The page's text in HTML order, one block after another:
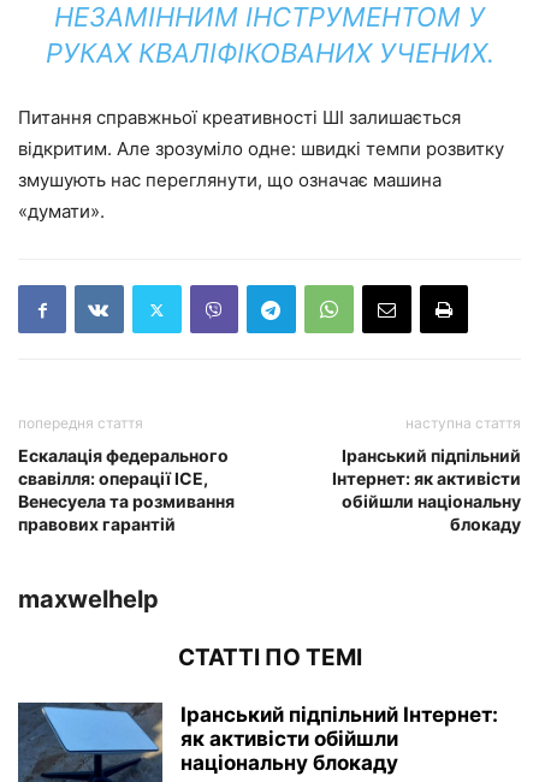
НЕЗАМІННИМ ІНСТРУМЕНТОМ У
РУКАХ КВАЛІФІКОВАНИХ УЧЕНИХ.
Питання справжньої креативності ШІ залишається
відкритим. Але зрозуміло одне: швидкі темпи розвитку
змушують нас переглянути, що означає машина
«думати».
попередня стаття
Ескалація федерального
свавілля: операції ICE,
Венесуела та розмивання
правових гарантій
наступна стаття
Іранський підпільний
Інтернет: як активісти
обійшли національну
блокаду
maxwelhelp
СТАТТІ ПО ТЕМІ
Іранський підпільний Інтернет:
як активісти обійшли
національну блокаду